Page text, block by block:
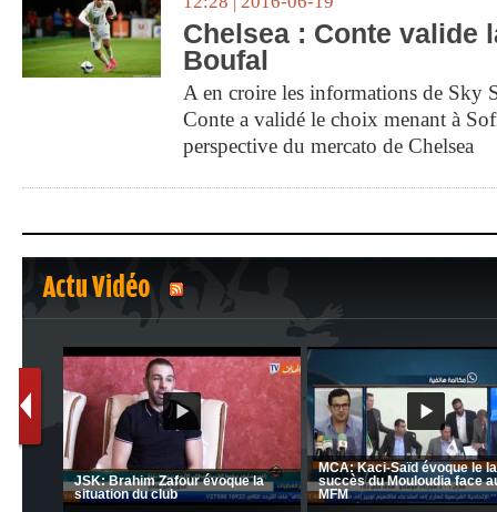
Chelsea : Conte valide
Boufal
A en croire les informations de Sky
Conte a validé le choix menant à
perspective du mercato de Chelsea
Actu Vidéo
1 2
CRB: Entretien avec Toufik
Korichi
Ligue 1 Mobilis (23ème journée):
MCO 5 – USB 0